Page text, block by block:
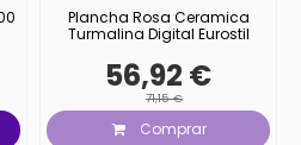
Plancha Rosa Ceramica
Turmalina Digital Eurostil
56,92 €
71,15 €
Comprar